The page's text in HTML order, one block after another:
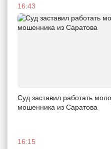
16:43
Суд заставил работать
мошенника из Саратова
16:15